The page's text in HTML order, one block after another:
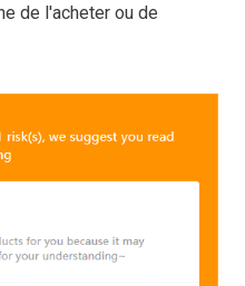
de l'acheter ou de